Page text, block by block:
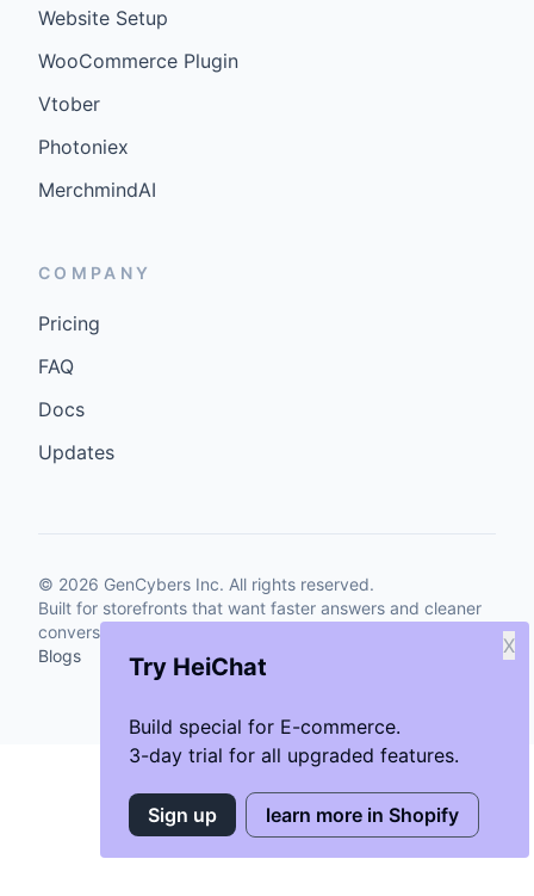
Try HeiChat
Build special for E-commerce.
3-day trial for all upgraded features.
X
Sign up learn more in Shopify
Website Setup
WooCommerce Plugin
Vtober
Photoniex
MerchmindAI
COMPANY
Pricing
FAQ
Docs
Updates
© 2026 GenCybers Inc. All rights reserved.
Built for storefronts that want faster answers and cleaner
conversions.
Blogs